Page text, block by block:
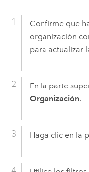
Confirme que
organización
para actualizar
En la parte
Organización.
Haga clic en la